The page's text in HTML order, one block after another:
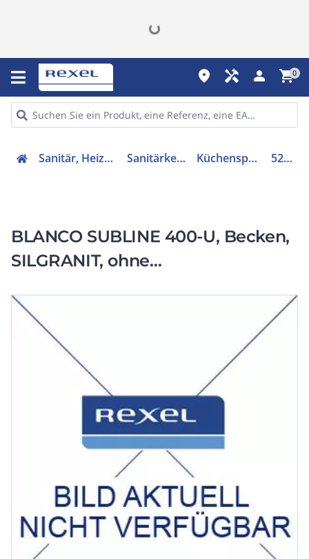
place handyman person shopping_cart0
Sanitär, Heizung, Klima Sanitärkeramiken Küchenspülbecken 527166
BLANCO SUBLINE 400-U, Becken,
SILGRANIT, ohne